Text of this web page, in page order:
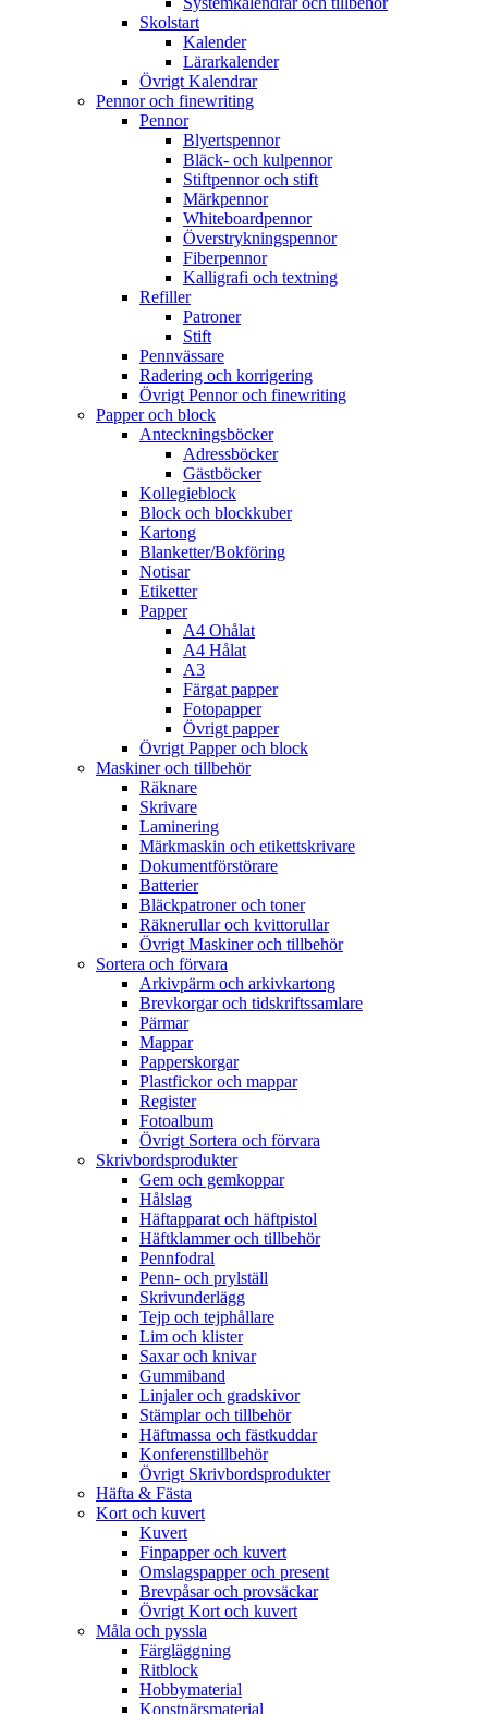
Skolstart
Kalender
Lärarkalender
Övrigt Kalendrar
Pennor och finewriting
Pennor
Blyertspennor
Bläck- och kulpennor
Stiftpennor och stift
Märkpennor
Whiteboardpennor
Överstrykningspennor
Fiberpennor
Kalligrafi och textning
Refiller
Patroner
Stift
Pennvässare
Radering och korrigering
Övrigt Pennor och finewriting
Papper och block
Anteckningsböcker
Adressböcker
Gästböcker
Kollegieblock
Block och blockkuber
Kartong
Blanketter/Bokföring
Notisar
Etiketter
Papper
A4 Ohålat
A4 Hålat
A3
Färgat papper
Fotopapper
Övrigt papper
Övrigt Papper och block
Maskiner och tillbehör
Räknare
Skrivare
Laminering
Märkmaskin och etikettskrivare
Dokumentförstörare
Batterier
Bläckpatroner och toner
Räknerullar och kvittorullar
Övrigt Maskiner och tillbehör
Sortera och förvara
Arkivpärm och arkivkartong
Brevkorgar och tidskriftssamlare
Pärmar
Mappar
Papperskorgar
Plastfickor och mappar
Register
Fotoalbum
Övrigt Sortera och förvara
Skrivbordsprodukter
Gem och gemkoppar
Hålslag
Häftapparat och häftpistol
Häftklammer och tillbehör
Pennfodral
Penn- och prylställ
Skrivunderlägg
Tejp och tejphållare
Lim och klister
Saxar och knivar
Gummiband
Linjaler och gradskivor
Stämplar och tillbehör
Häftmassa och fästkuddar
Konferenstillbehör
Övrigt Skrivbordsprodukter
Häfta & Fästa
Kort och kuvert
Kuvert
Finpapper och kuvert
Omslagspapper och present
Brevpåsar och provsäckar
Övrigt Kort och kuvert
Måla och pyssla
Färgläggning
Ritblock
Hobbymaterial
Konstnärsmaterial